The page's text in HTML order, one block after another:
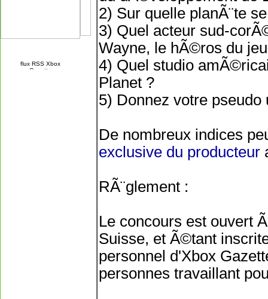
2) Sur quelle planÃ¨te
3) Quel acteur sud-
Wayne, le hÃ©ros du
4) Quel studio
Planet ?
5) Donnez votre
De nombreux indices
exclusive du producteur
RÃ¨glement :
Le concours est ouvert
Suisse, et Ã©tant
personnel d'Xbox
personnes travaillant